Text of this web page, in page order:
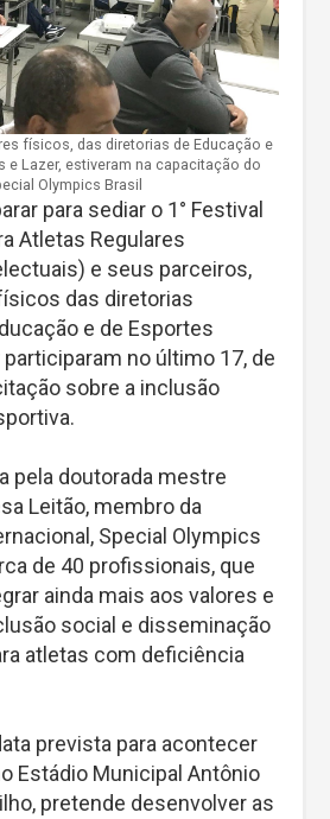
físicos, das diretorias de Educação e
e Lazer, estiveram na capacitação do
Olympics Brasil
para sediar o 1° Festival
Atletas Regulares
e seus parceiros,
das diretorias
e de Esportes
no último 17, de
sobre a inclusão
pela doutorada mestre
Leitão, membro da
Special Olympics
de 40 profissionais, que
ainda mais aos valores e
social e disseminação
atletas com deficiência
prevista para acontecer
Estádio Municipal Antônio
pretende desenvolver as